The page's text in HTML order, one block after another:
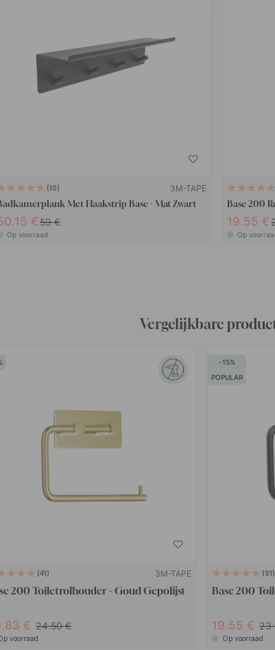
10 3M-TAPE
Met Haakstrip Base - Mat Zwart
€ 59 €
Op voorraad
Base 200
19.55 €
Op
Vergelijkbare
41 3M-TAPE
200 Toiletrolhouder - Goud Gepolijst
24.50
voorraad
15
POPULAR
91
Base 200
19.55 23
Op voorraad